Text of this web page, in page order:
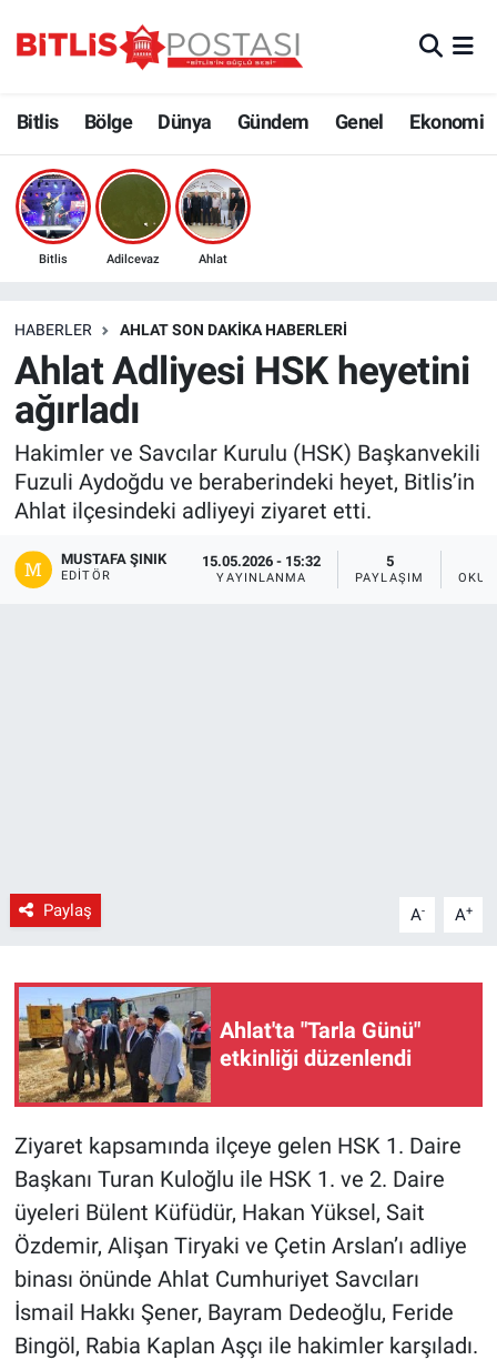
Bitlis Bölge Dünya Gündem Genel Ekonomi
Bitlis Adilcevaz Ahlat
HABERLER AHLAT SON DAKIKA HABERLERI
Ahlat Adliyesi HSK heyetini
ağırladı
Hakimler ve Savcılar Kurulu (HSK) Başkanvekili
Fuzuli Aydoğdu ve beraberindeki heyet, Bitlis’in
Ahlat ilçesindeki adliyeyi ziyaret etti.
MUSTAFA ŞINIK
EDITÖR
15.05.2026 - 15:32
YAYINLANMA
5
PAYLAŞIM
Paylaş A- A+
Ahlat'ta "Tarla Günü"
etkinliği düzenlendi
Ziyaret kapsamında ilçeye gelen HSK 1. Daire
Başkanı Turan Kuloğlu ile HSK 1. ve 2. Daire
üyeleri Bülent Küfüdür, Hakan Yüksel, Sait
Özdemir, Alişan Tiryaki ve Çetin Arslan’ı adliye
binası önünde Ahlat Cumhuriyet Savcıları
İsmail Hakkı Şener, Bayram Dedeoğlu, Feride
Bingöl, Rabia Kaplan Aşçı ile hakimler karşıladı.
Bölge
Çevre
Eğitim
Ekonomi
Genel
Spor
Yerel
Bitlis Trafik Yoğunluk Haritası
Süper Lig Puan Durumu ve Fikstür
Son Dakika Haberleri
Haber Arşivi